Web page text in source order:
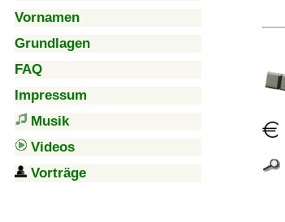
Vornamen
Grundlagen
FAQ
Impressum
Musik
Videos
Vorträge